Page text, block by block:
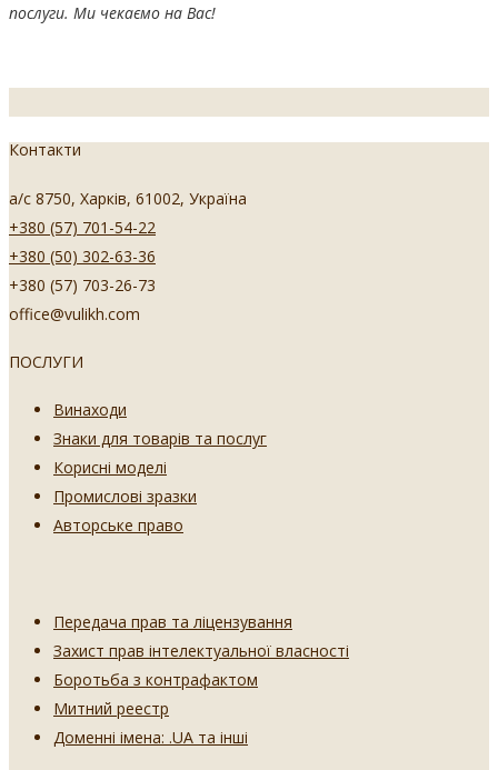
послуги. Ми чекаємо на Вас!
Контакти
а/с 8750, Харків, 61002, Україна
+380 (57) 701-54-22
+380 (50) 302-63-36
+380 (57) 703-26-73
office@vulikh.com
ПОСЛУГИ
Винаходи
Знаки для товарів та послуг
Корисні моделі
Промислові зразки
Авторське право
Передача прав та ліцензування
Захист прав інтелектуальної власності
Боротьба з контрафактом
Митний реестр
Доменні імена: .UA та інші